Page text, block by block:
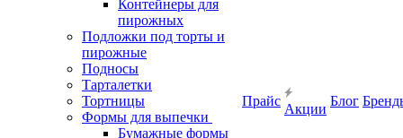
Контейнеры для
пирожных
Подложки под торты и
пирожные
Подносы
Тарталетки
Тортницы
Формы для выпечки
Бумажные формы
Прайс
Акции
Блог